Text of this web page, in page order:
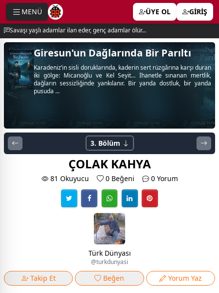
MENÜ ÜYE OL GİRİŞ
Savaşı yaşlı adamlar ilan eder, genç adamlar ölür...
Giresun'un Dağlarında Bir Parıltı
Karadeniz’in sisli doruklarında, kaderin sert rüzgârına karşı duran
iki gölge: Micanoğlu ve Kel Seyit… İhanetle sınanan mertlik,
dağların sessizliğinde yankılanır. Bir yanda dostluk, bir yanda
pusuda ...
3. Bölüm
ÇOLAK KAHYA
81 Okuyucu 0Beğeni 0 Yorum
Türk Dünyası
@turkdunyasi
Takip Et Beğen Yorum Yaz
menu